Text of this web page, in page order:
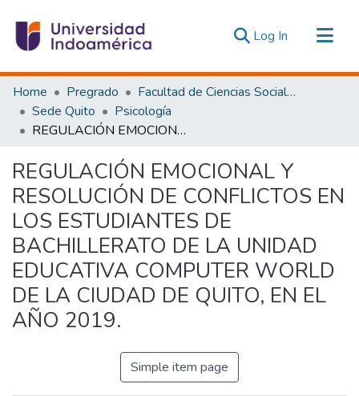
Log In (current)
Communities & Collections
All of DSpace
Statistics
Estadísticas Externas
Home Pregrado
Facultad de Ciencias Sociales y Humanas
Sede Quito
Psicología
REGULACIÓN EMOCIONAL Y RESOLUCIÓN DE CONFLICTOS EN LOS ESTUDIANTES DE BACHILLERATO DE LA UNIDAD EDUCATIVA COMPUTER WORLD DE LA CIUDAD DE QUITO, EN EL AÑO 2019.
REGULACIÓN EMOCIONAL Y
RESOLUCIÓN DE CONFLICTOS EN
LOS ESTUDIANTES DE
BACHILLERATO DE LA UNIDAD
EDUCATIVA COMPUTER WORLD
DE LA CIUDAD DE QUITO, EN EL
AÑO 2019.
Simple item page